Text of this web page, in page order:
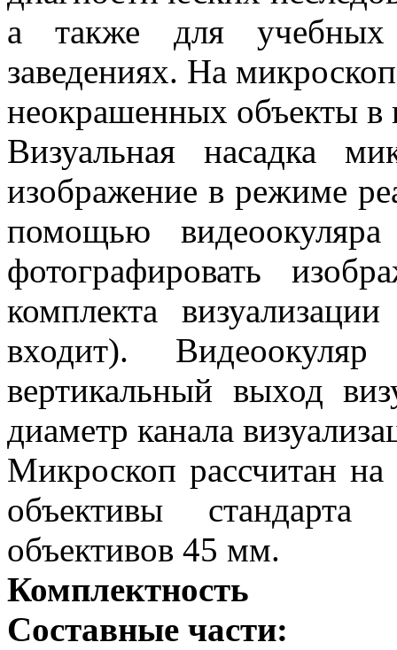
а также для
заведениях. На
неокрашенных объекты в
Визуальная насадка
изображение в режиме
помощью
фотографировать
комплекта
входит).
вертикальный выход
диаметр канала
Микроскоп рассчитан на
объективы
объективов 45 мм.
Комплектность
Составные части: